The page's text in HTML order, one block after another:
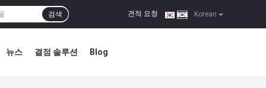
Korean
견적 요청 |
검색
뉴스 결점 솔루션 Blog